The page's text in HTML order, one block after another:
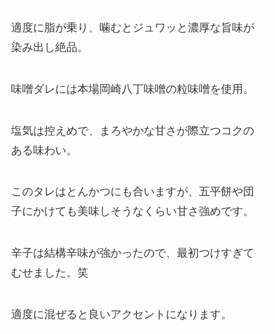
適度に脂が乗り、噛むとジュワッと濃厚な旨味が
染み出し絶品。
味噌ダレには本場岡崎八丁味噌の粒味噌を使用。
塩気は控えめで、まろやかな甘さが際立つコクの
ある味わい。
このタレはとんかつにも合いますが、五平餅や団
子にかけても美味しそうなくらい甘さ強めです。
辛子は結構辛味が強かったので、最初つけすぎて
むせました。笑
適度に混ぜると良いアクセントになります。